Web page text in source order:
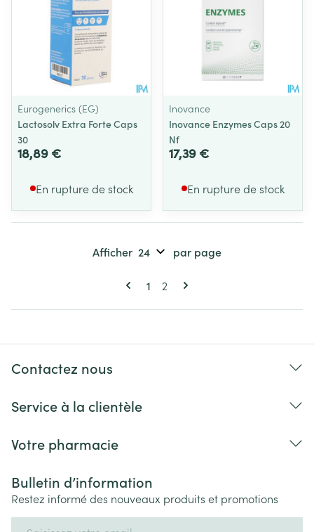
Eurogenerics (EG)
Lactosolv Extra Forte Caps
30
18,89 €
En rupture de stock
Inovance
Inovance Enzymes Caps 20
Nf
17,39 €
En rupture de stock
Pages
Vous lisez actuellement la page
1 Page
2
Afficher par page
Contactez nous
Service à la clientèle
Votre pharmacie
Bulletin d’information
Restez informé des nouveaux produits et promotions